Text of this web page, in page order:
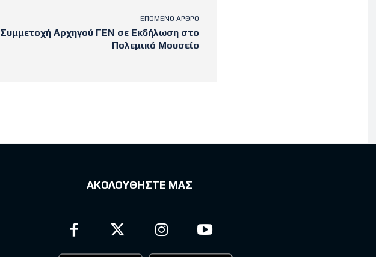
ΕΠΌΜΕΝΟ ΆΡΘΡΟ
Συμμετοχή Αρχηγού ΓΕΝ σε Εκδήλωση στο
Πολεμικό Μουσείο
ΑΚΟΛΟΥΘΗΣΤΕ ΜΑΣ